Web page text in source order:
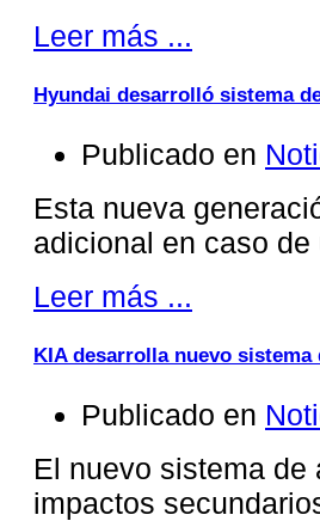
Leer más ...
Hyundai desarrolló sistema
Publicado en
Esta nueva
adicional en caso
Leer más ...
KIA desarrolla nuevo
Publicado en
El nuevo sistema
impactos